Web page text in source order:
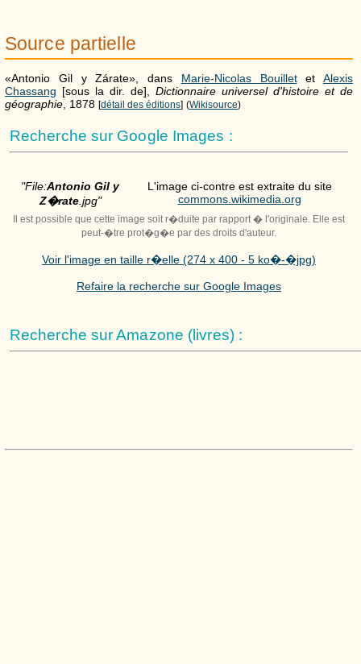
Source partielle
«Antonio Gil y Zárate», dans Marie-Nicolas Bouilletet Alexis
Chassang [sous la dir. de], Dictionnaire universel d'histoire et de
géographie , 1878 [détail des éditions] (Wikisource)
Recherche sur Google Images :
"File:Antonio Gil y
Z�rate.jpg"
L'image ci-contre est extraite du site
commons.wikimedia.org
Il est possible que cette image soit r�duite par rapport � l'originale. Elle est
peut-�tre prot�g�e par des droits d'auteur.
Voir l'image en taille r�elle (274 x 400 - 5 ko�-�jpg)
Refaire la recherche sur Google Images
Recherche sur Amazone (livres) :